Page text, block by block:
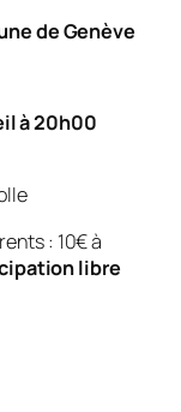
de Genève
à 20h00
: 10€ à
libre